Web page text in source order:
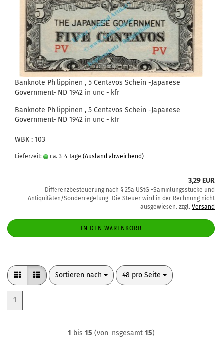
Banknote Philippinen , 5 Centavos Schein -Japanese
Government- ND 1942 in unc - kfr
Banknote Philippinen , 5 Centavos Schein -Japanese
Government- ND 1942 in unc - kfr
WBK : 103
Lieferzeit: ca. 3-4 Tage (Ausland abweichend)
3,29 EUR
Differenzbesteuerung nach § 25a UStG -Sammlungsstücke und
Antiquitäten/Sonderregelung- Die Steuer wird in der Rechnung nicht
ausgewiesen. zzgl. Versand
IN DEN WARENKORB
Sortieren nach
Sortieren nach 48 pro Seite
pro Seite
1
1 bis 15 (von insgesamt 15)